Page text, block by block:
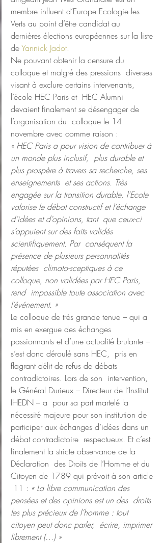
membre influent d’Europe Ecologie les
Verts au point d’être candidat au
dernières élections européennes sur la liste
de Yannick Jadot.
Ne pouvant obtenir la censure du
colloque et malgré des pressions  diverses
visant à exclure certains intervenants,
l’école HEC Paris et  HEC Alumni
devaient finalement se désengager de
l’organisation du  colloque le 14
novembre avec comme raison :
« HEC Paris a pour vision de contribuer à
un monde plus inclusif,  plus durable et
plus prospère à travers sa recherche, ses
enseignements  et ses actions. Très
engagée sur la transition durable, l’Ecole
valorise le débat constructif et l’échange
d’idées et d’opinions, tant  que ceux-ci
s’appuient sur des faits validés
scientifiquement. Par  conséquent la
présence de plusieurs personnalités
réputées  climato-sceptiques à ce
colloque, non validées par HEC Paris,
rend  impossible toute association avec
l’événement. »
Le colloque de très grande tenue – qui a
mis en exergue des échanges
passionnants et d’une actualité brulante –
s’est donc déroulé sans HEC,  pris en
flagrant délit de refus de débats
contradictoires. Lors de son  intervention,
le Général Durieux – Directeur de l’Institut
IHEDN – a  pour sa part martelé la
nécessité majeure pour son institution de
participer aux échanges d’idées dans un
débat contradictoire  respectueux. Et c’est
finalement la stricte observance de la
Déclaration  des Droits de l’Homme et du
Citoyen de 1789 qui prévoit à son article
11 : « La libre communication des
pensées et des opinions est un des  droits
les plus précieux de l’homme : tout
citoyen peut donc parler,  écrire, imprimer
librement (…) »